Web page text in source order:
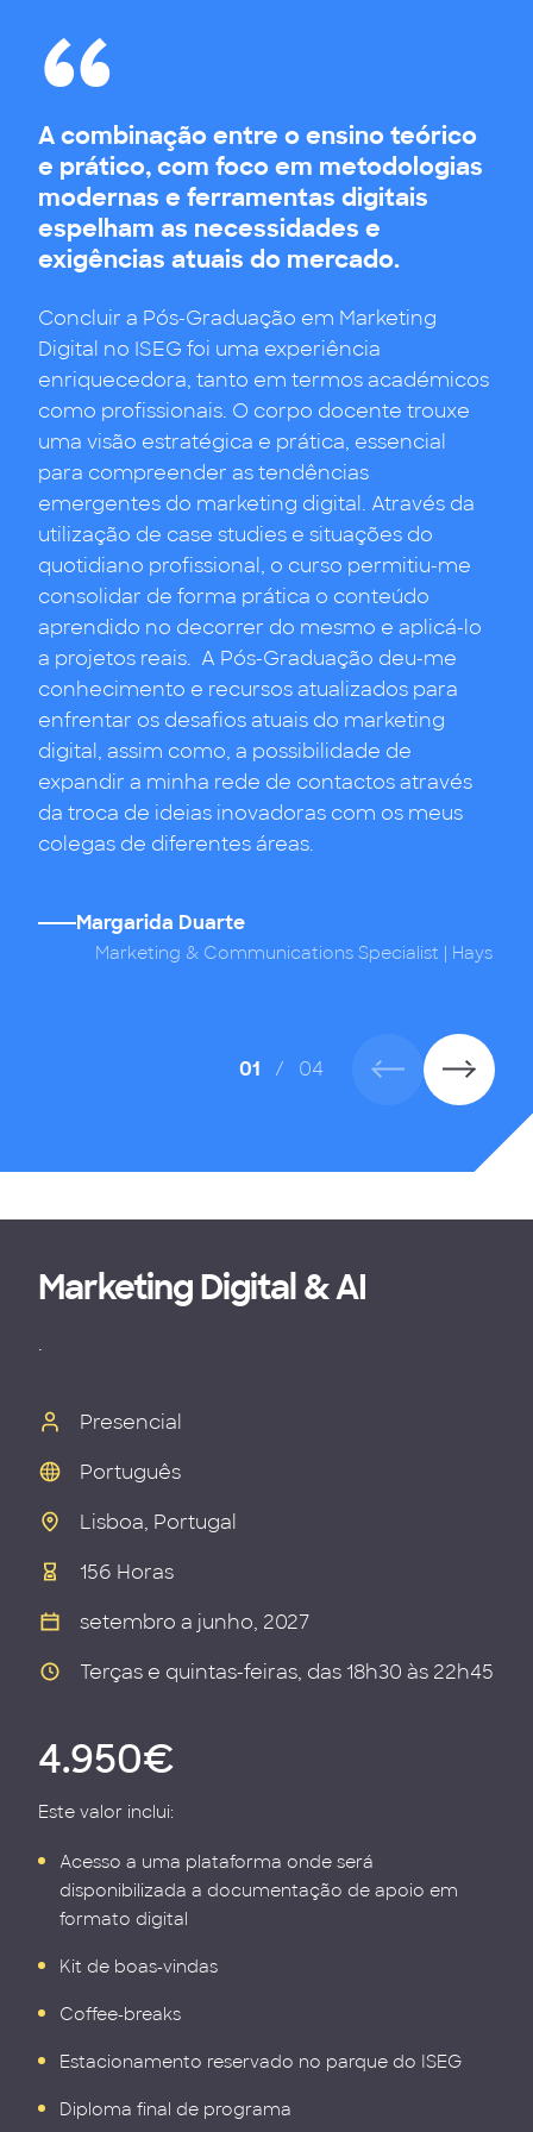
A combinação entre o ensino teórico
e prático, com foco em metodologias
modernas e ferramentas digitais
espelham as necessidades e
exigências atuais do mercado.
Concluir a Pós-Graduação em Marketing
Digital no ISEG foi uma experiência
enriquecedora, tanto em termos académicos
como profissionais. O corpo docente trouxe
uma visão estratégica e prática, essencial
para compreender as tendências
emergentes do marketing digital. Através da
utilização de case studies e situações do
quotidiano profissional, o curso permitiu-me
consolidar de forma prática o conteúdo
aprendido no decorrer do mesmo e aplicá-lo
a projetos reais. A Pós-Graduação deu-me
conhecimento e recursos atualizados para
enfrentar os desafios atuais do marketing
digital, assim como, a possibilidade de
expandir a minha rede de contactos através
da troca de ideias inovadoras com os meus
colegas de diferentes áreas.
Margarida Duarte
Marketing & Communications Specialist | Hays
com os alunos tenham contacto com áreas
com as quais têm pouca familiaridade, ao
mesmo tempo que ‘refresca’ conceitos e
tendências essenciais do Marketing Digital.
A grande mais valia é a combinação da
componente estratégica com o
permitiram ganhar um know-how e domínio
de novas tendências e ferramentas . Além
disso, nesta jornada tive a oportunidade de
me cruzar com professores e colegas com
formações e percursos diversos, que também
me ajudaram a crescer, partilhar experiências
e a criar uma rede de networking importante
para a minha carreira profissional.
01 / 04
Marketing Digital & AI
.
Presencial
Português
Lisboa, Portugal
156 Horas
setembro a junho, 2027
Terças e quintas-feiras, das 18h30 às 22h45
4.950€
Este valor inclui:
Acesso a uma plataforma onde será
disponibilizada a documentação de apoio em
formato digital
Kit de boas-vindas
Coffee-breaks
Estacionamento reservado no parque do ISEG
Diploma final de programa